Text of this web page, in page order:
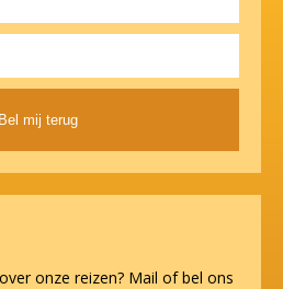
onze reizen? Mail of bel ons